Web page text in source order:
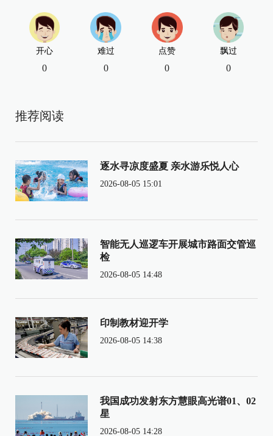
开心
0
难过
0
点赞
0
飘过
0
推荐阅读
逐水寻凉度盛夏 亲水游乐悦人心
2026-08-05 15:01
智能无人巡逻车开展城市路面交管巡
检
2026-08-05 14:48
印制教材迎开学
2026-08-05 14:38
我国成功发射东方慧眼高光谱01、02
星
2026-08-05 14:28